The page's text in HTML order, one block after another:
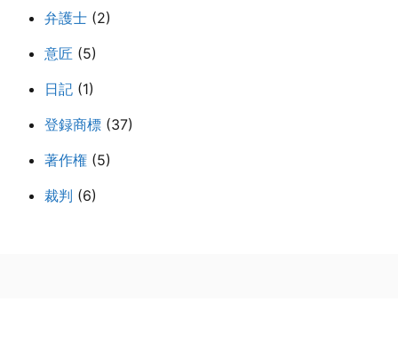
弁護士 (2)
意匠 (5)
日記 (1)
登録商標 (37)
著作権 (5)
裁判 (6)